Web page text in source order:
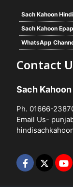
Sach Kahoon Hindi
Sach Kahoon
WhatsApp
Contact
Sach
Ph. 01666-
Email Us-